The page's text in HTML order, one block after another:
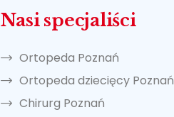
Nasi specjaliści
Ortopeda Poznań
Ortopeda dziecięcy Poznań
Chirurg Poznań